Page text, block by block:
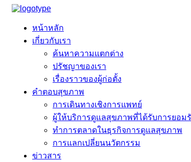
หน้าหลัก
เกี่ยวกับเรา
ค้นหาความแตกต่าง
ปรัชญาของเรา
เรื่องราวของผู้ก่อตั้ง
คำตอบสุขภาพ
การเดินทางเชิงการแพทย์
ผู้ให้บริการดูแลสุขภาพที่ได้รับการยอม
ทำการตลาดในธุรกิจการดูแลสุขภาพ
การแลกเปลี่ยนนวัตกรรม
ข่าวสาร